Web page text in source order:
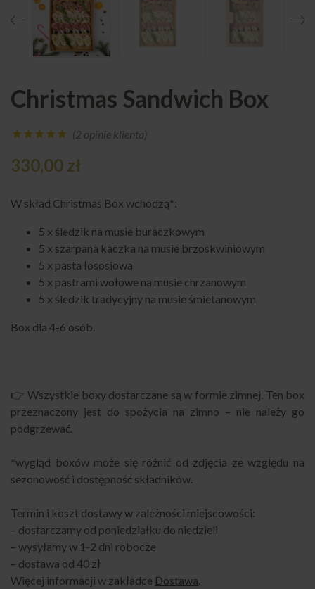
Christmas Sandwich Box
5.00na 5
na
klientów
(2 opinie klienta)
330,00 zł
W skład Christmas Box wchodzą*:
5 x śledzik na musie buraczkowym
5 x szarpana kaczka na musie brzoskwiniowym
5 x pasta łososiowa
5 x pastrami wołowe na musie chrzanowym
5 x śledzik tradycyjny na musie śmietanowym
Box dla 4-6 osób.
👉 Wszystkie boxy dostarczane są w formie zimnej. Ten box
przeznaczony jest do spożycia na zimno – nie należy go
podgrzewać.
*wygląd boxów może się różnić od zdjęcia ze względu na
sezonowość i dostępność składników.
Termin i koszt dostawy w zależności miejscowości:
– dostarczamy od poniedziałku do niedzieli
– wysyłamy w 1-2 dni robocze
– dostawa od 40 zł
Więcej informacji w zakładce Dostawa.